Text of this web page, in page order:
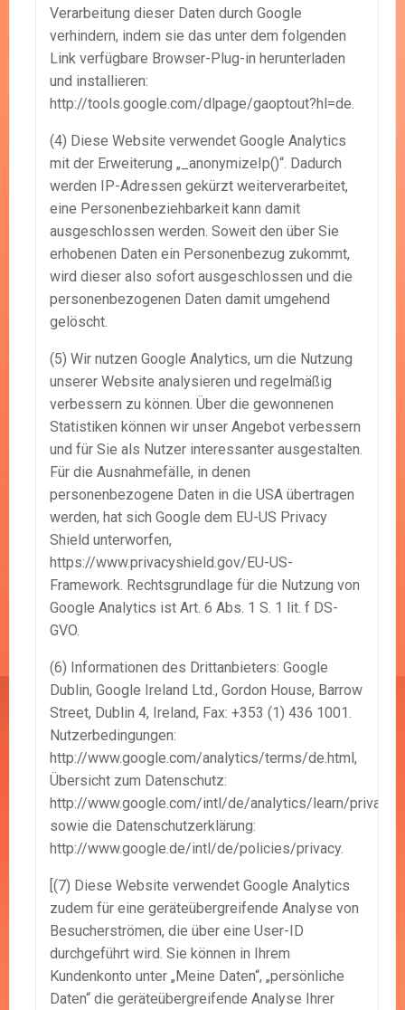
Verarbeitung dieser Daten durch Google
verhindern, indem sie das unter dem folgenden
Link verfügbare Browser-Plug-in herunterladen
und installieren:
http://tools.google.com/dlpage/gaoptout?hl=de.
(4) Diese Website verwendet Google Analytics
mit der Erweiterung „_anonymizeIp()“. Dadurch
werden IP-Adressen gekürzt weiterverarbeitet,
eine Personenbeziehbarkeit kann damit
ausgeschlossen werden. Soweit den über Sie
erhobenen Daten ein Personenbezug zukommt,
wird dieser also sofort ausgeschlossen und die
personenbezogenen Daten damit umgehend
gelöscht.
(5) Wir nutzen Google Analytics, um die Nutzung
unserer Website analysieren und regelmäßig
verbessern zu können. Über die gewonnenen
Statistiken können wir unser Angebot verbessern
und für Sie als Nutzer interessanter ausgestalten.
Für die Ausnahmefälle, in denen
personenbezogene Daten in die USA übertragen
werden, hat sich Google dem EU-US Privacy
Shield unterworfen,
https://www.privacyshield.gov/EU-US-
Framework. Rechtsgrundlage für die Nutzung von
Google Analytics ist Art. 6 Abs. 1 S. 1 lit. f DS-
GVO.
(6) Informationen des Drittanbieters: Google
Dublin, Google Ireland Ltd., Gordon House, Barrow
Street, Dublin 4, Ireland, Fax: +353 (1) 436 1001.
Nutzerbedingungen:
http://www.google.com/analytics/terms/de.html,
Übersicht zum Datenschutz:
http://www.google.com/intl/de/analytics/learn/
sowie die Datenschutzerklärung:
http://www.google.de/intl/de/policies/privacy.
[(7) Diese Website verwendet Google Analytics
zudem für eine geräteübergreifende Analyse von
Besucherströmen, die über eine User-ID
durchgeführt wird. Sie können in Ihrem
Kundenkonto unter „Meine Daten“, „persönliche
Daten“ die geräteübergreifende Analyse Ihrer